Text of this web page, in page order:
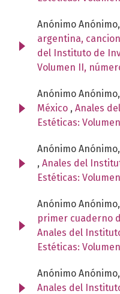
Anónimo Anónimo,
argentina,
del Instituto de
Volumen II,
Anónimo Anónimo,
México , Anales
Estéticas:
Anónimo Anónimo,
, Anales del
Estéticas:
Anónimo Anónimo,
primer cuaderno
Anales del
Estéticas:
Anónimo Anónimo,
Anales del